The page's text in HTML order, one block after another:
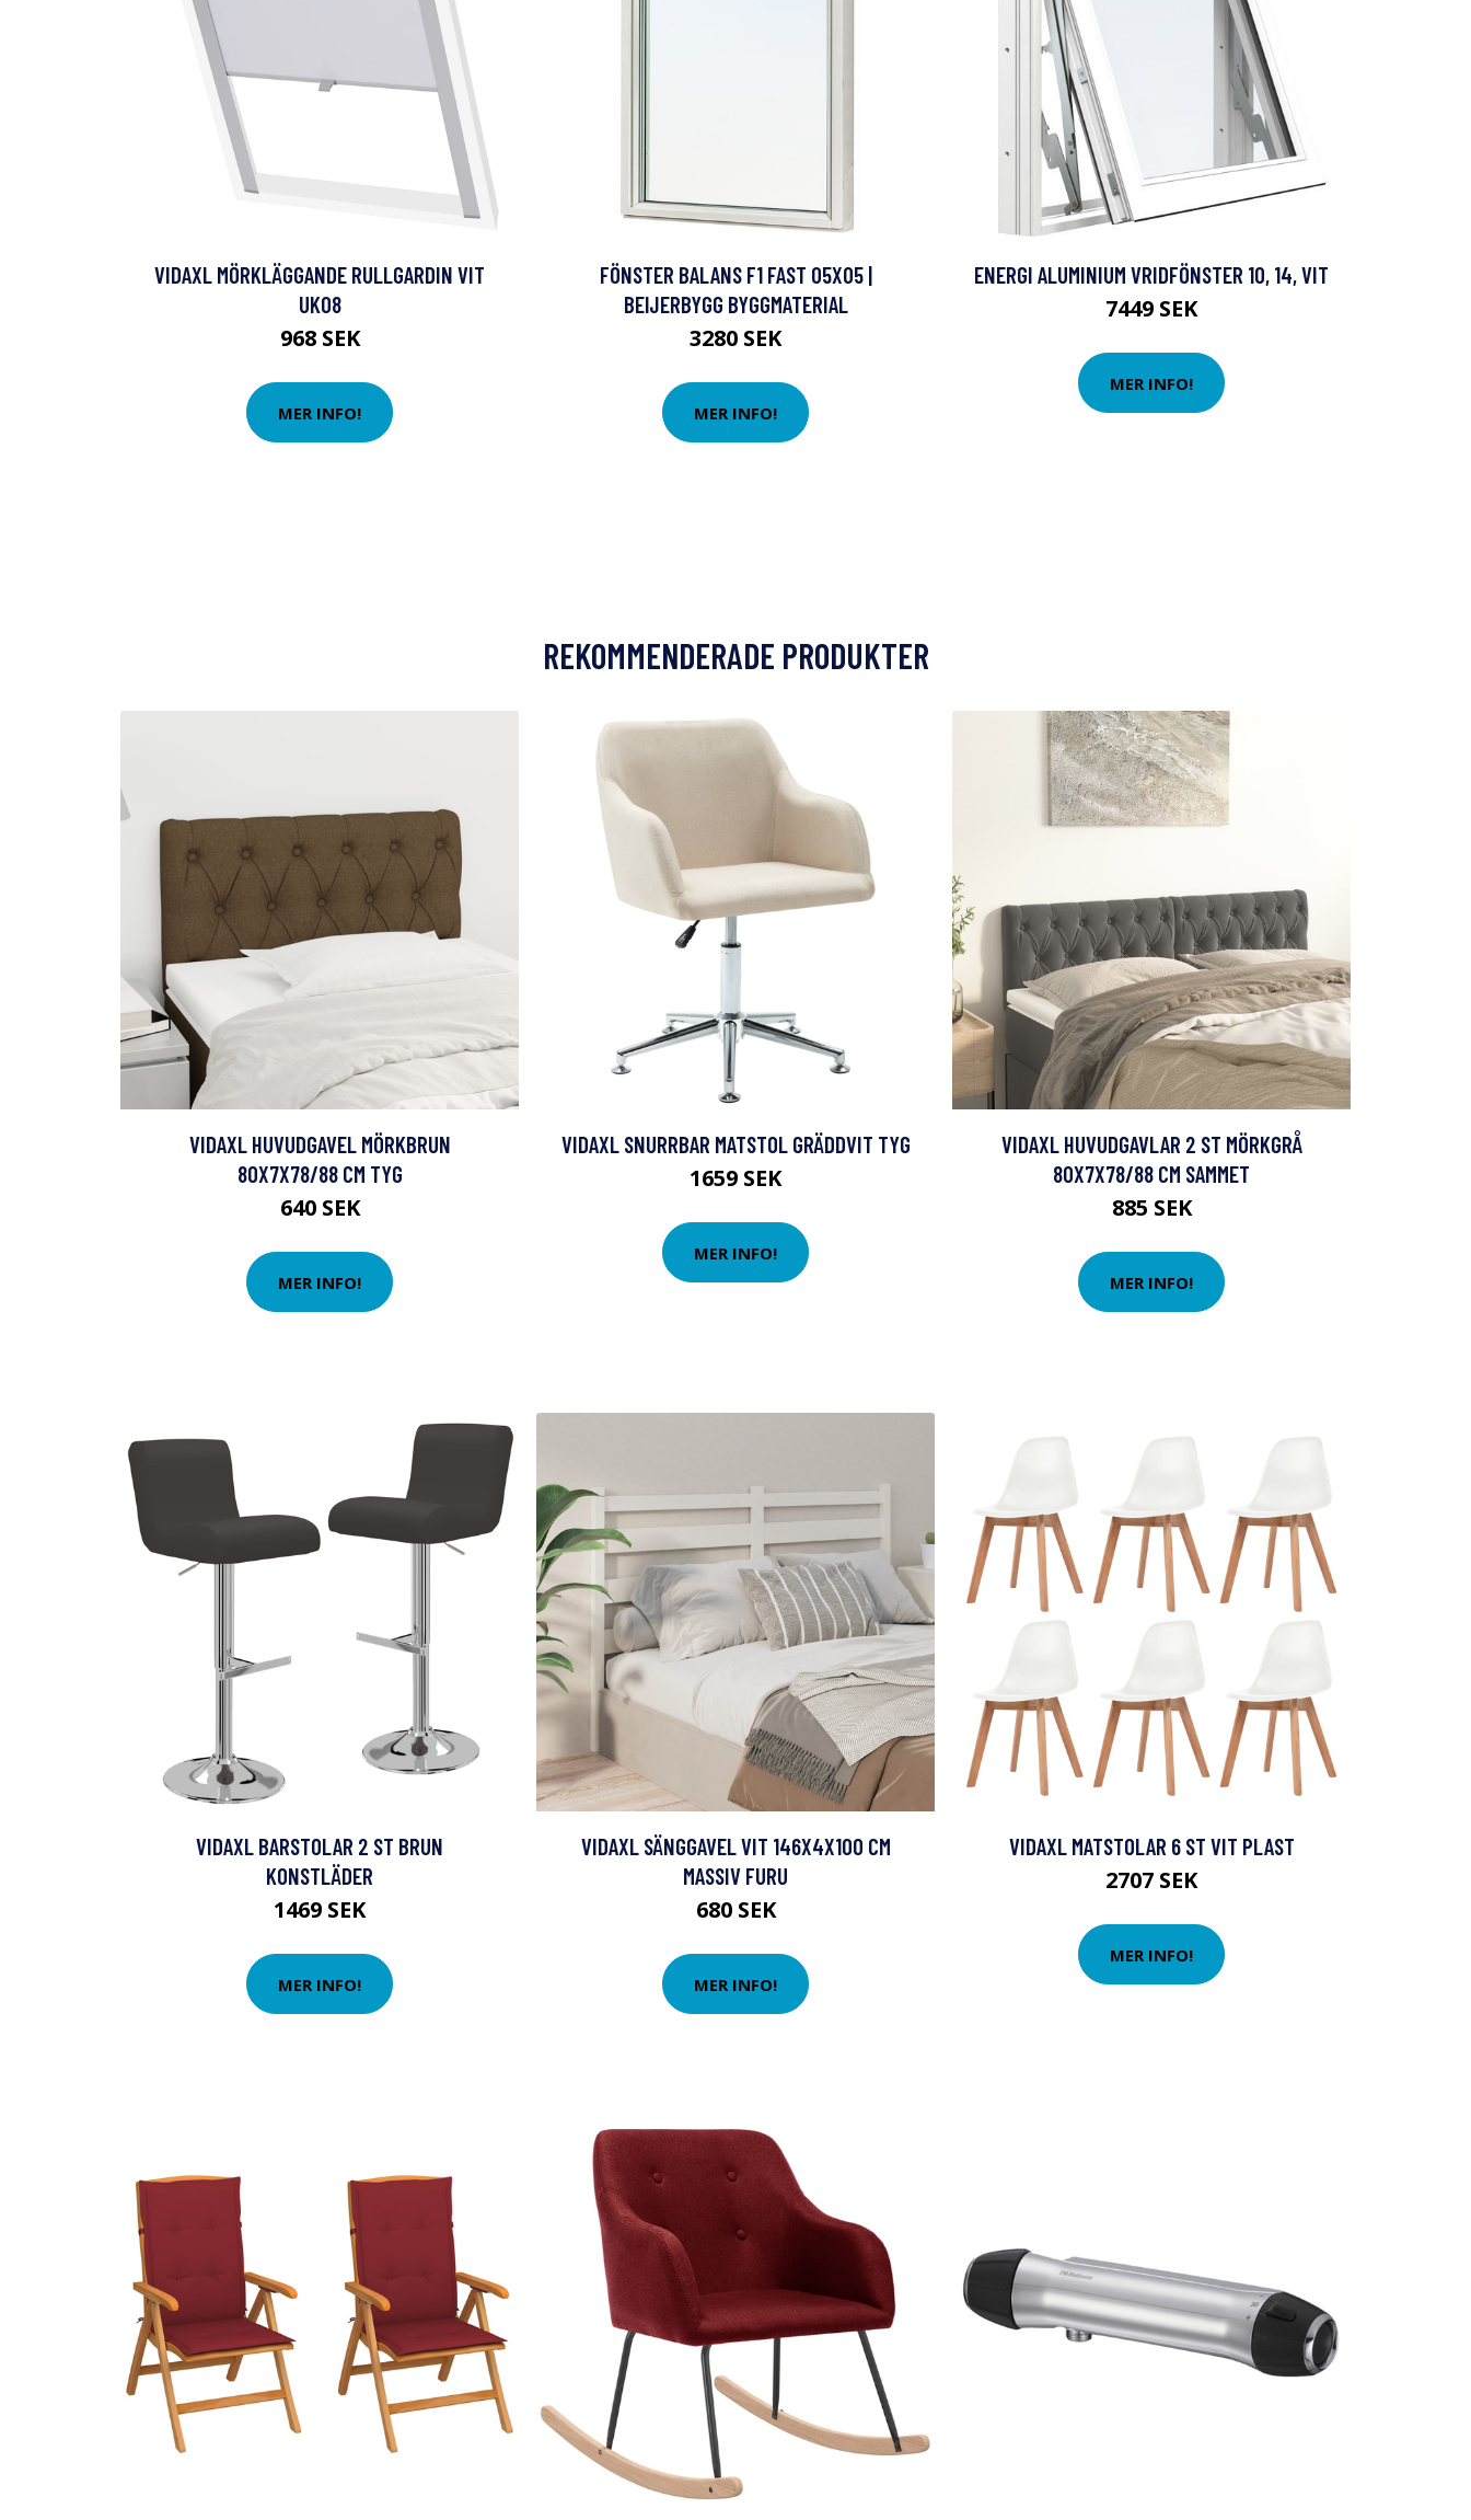
VIDAXL MÖRKLÄGGANDE RULLGARDIN VIT
UK08
968 SEK
MER INFO!
FÖNSTER BALANS F1 FAST 05X05 |
BEIJERBYGG BYGGMATERIAL
3280 SEK
MER INFO!
ENERGI ALUMINIUM VRIDFÖNSTER 10, 14, VIT
7449 SEK
MER INFO!
REKOMMENDERADE PRODUKTER
VIDAXL HUVUDGAVEL MÖRKBRUN
80X7X78/88 CM TYG
640 SEK
MER INFO!
VIDAXL SNURRBAR MATSTOL GRÄDDVIT TYG
1659 SEK
MER INFO!
VIDAXL HUVUDGAVLAR 2 ST MÖRKGRÅ
80X7X78/88 CM SAMMET
885 SEK
MER INFO!
VIDAXL BARSTOLAR 2 ST BRUN
KONSTLÄDER
1469 SEK
MER INFO!
VIDAXL SÄNGGAVEL VIT 146X4X100 CM
MASSIV FURU
680 SEK
MER INFO!
VIDAXL MATSTOLAR 6 ST VIT PLAST
2707 SEK
MER INFO!